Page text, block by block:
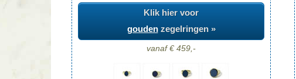
Klik hier voor
goudenzegelringen »
vanaf € 459,-